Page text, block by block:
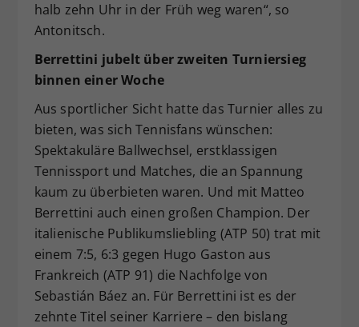
halb zehn Uhr in der Früh weg waren“, so
Antonitsch.
Berrettini jubelt über zweiten Turniersieg
binnen einer Woche
Aus sportlicher Sicht hatte das Turnier alles zu
bieten, was sich Tennisfans wünschen:
Spektakuläre Ballwechsel, erstklassigen
Tennissport und Matches, die an Spannung
kaum zu überbieten waren. Und mit Matteo
Berrettini auch einen großen Champion. Der
italienische Publikumsliebling (ATP 50) trat mit
einem 7:5, 6:3 gegen Hugo Gaston aus
Frankreich (ATP 91) die Nachfolge von
Sebastián Báez an. Für Berrettini ist es der
zehnte Titel seiner Karriere – den bislang